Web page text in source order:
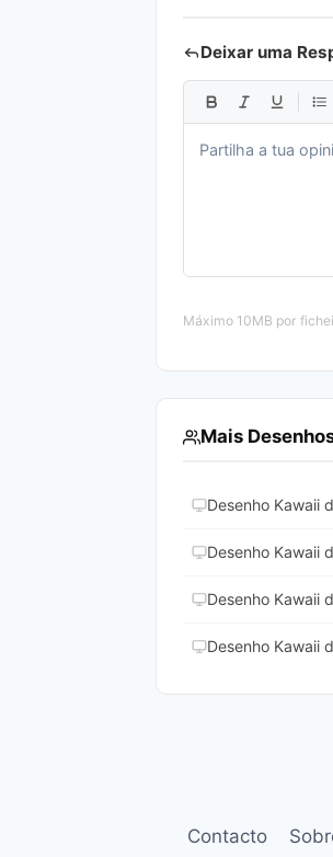
Deixar uma
Máximo 10MB por
Mais
Desenho Kawaii
Desenho Kawaii
Desenho Kawaii
Desenho Kawaii
Contacto